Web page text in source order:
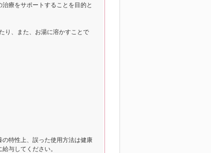
療をサポートすることを目的と
り、また、お湯に溶かすことで
特性上、誤った使用方法は健康
与してください。